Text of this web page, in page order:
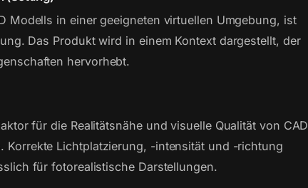
Modells in einer geeigneten virtuellen Umgebung, ist
Das Produkt wird in einem Kontext dargestellt, der
hervorhebt.
für die Realitätsnähe und visuelle Qualität von CAD
Korrekte Lichtplatzierung, -intensität und -richtung
für fotorealistische Darstellungen.